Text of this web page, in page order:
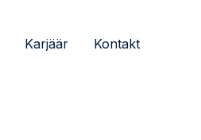
Karjäär Kontakt